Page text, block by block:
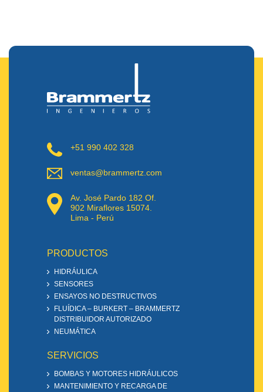
+51 990 402 328
ventas@brammertz.com
Av. José Pardo 182 Of.
902 Miraflores 15074.
Lima - Perú
PRODUCTOS
HIDRÁULICA
SENSORES
ENSAYOS NO DESTRUCTIVOS
FLUÍDICA – BURKERT – BRAMMERTZ
DISTRIBUIDOR AUTORIZADO
NEUMÁTICA
SERVICIOS
BOMBAS Y MOTORES HIDRÁULICOS
MANTENIMIENTO Y RECARGA DE